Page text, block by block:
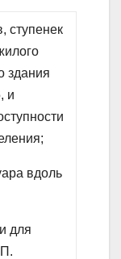
здания
и
вдоль
для